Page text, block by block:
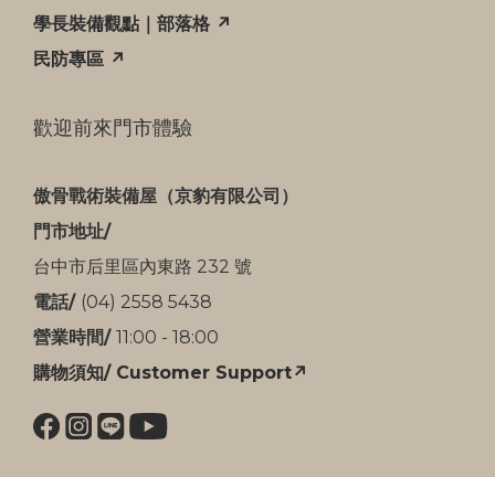
學長裝備觀點｜部落格 ↗
民防專區 ↗
歡迎前來門市體驗
傲骨戰術裝備屋（京豹有限公司）
門市地址/
台中市后里區內東路 232 號
電話/ (04) 2558 5438
營業時間/ 11:00 - 18:00
購物須知/ Customer Support↗